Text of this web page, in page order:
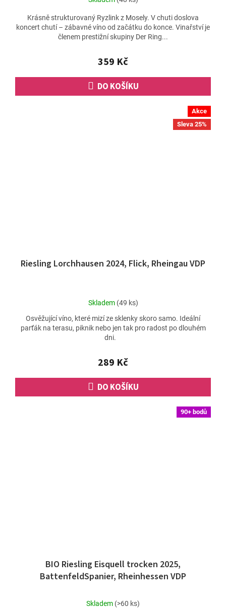
359 Kč
DO KOŠÍKU
Krásně strukturovaný Ryzlink z Mosely. V chuti doslova
koncert chutí – zábavné víno od začátku do konce. Vinařství je
členem prestižní skupiny Der Ring...
Akce
Sleva 25%
Riesling Lorchhausen 2024, Flick, Rheingau VDP
Průměrné
produktu
je
2,5
5
hvězdiček.
Skladem (49 ks)
289 Kč
DO KOŠÍKU
Osvěžující víno, které mizí ze sklenky skoro samo. Ideální
parťák na terasu, piknik nebo jen tak pro radost po dlouhém
90+ bodů
BIO Riesling Eisquell trocken 2025,
BattenfeldSpanier, Rheinhessen VDP
Průměrné
Skladem (>60 ks)